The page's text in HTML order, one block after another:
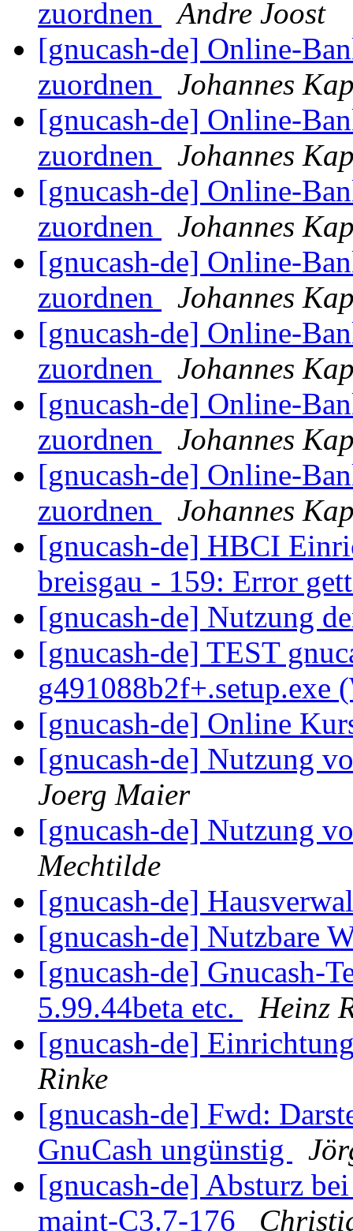
zuordnen
Andre Joost
[gnucash-de] Online-
zuordnen
Johannes
[gnucash-de] Online-
zuordnen
Johannes
[gnucash-de] Online-
zuordnen
Johannes
[gnucash-de] Online-
zuordnen
Johannes
[gnucash-de] Online-
zuordnen
Johannes
[gnucash-de] Online-
zuordnen
Johannes
[gnucash-de] Online-
zuordnen
Johannes
[gnucash-de] HBCI
breisgau - 159: Error
[gnucash-de] Nutzung
[gnucash-de] TEST
g491088b2f+.setup.exe
[gnucash-de] Online
[gnucash-de] Nutzung
Joerg Maier
[gnucash-de] Nutzung
Mechtilde
[gnucash-de]
[gnucash-de] Nutzbare
[gnucash-de] Gnucash-
5.99.44beta etc.
Heinz
[gnucash-de]
Rinke
[gnucash-de] Fwd:
GnuCash ungünstig
[gnucash-de] Absturz
maint-C3.7-176